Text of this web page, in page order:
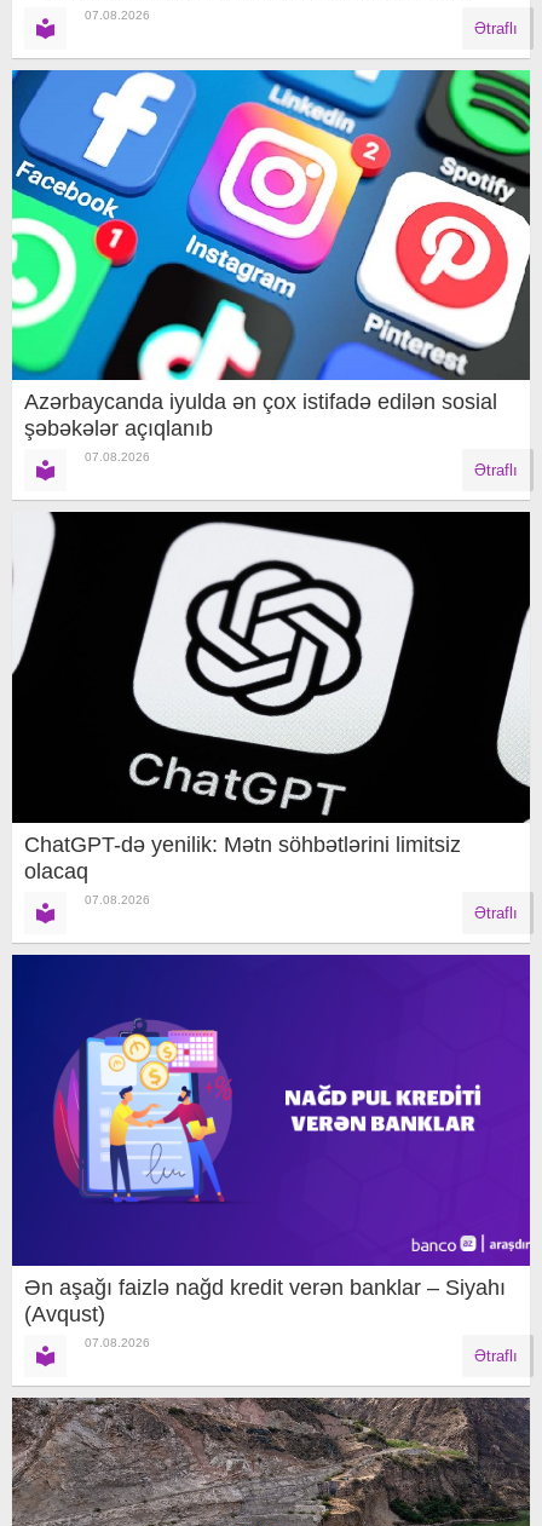
07.08.2026
Ətraflı
Azərbaycanda iyulda ən çox istifadə edilən sosial
şəbəkələr açıqlanıb
07.08.2026
Ətraflı
ChatGPT-də yenilik: Mətn söhbətlərini limitsiz
olacaq
07.08.2026
Ətraflı
Ən aşağı faizlə nağd kredit verən banklar – Siyahı
(Avqust)
07.08.2026
Ətraflı